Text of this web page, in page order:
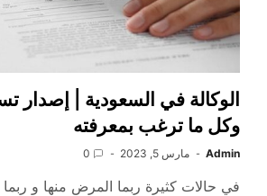
الوكالة في السعودية | إصدار
وكل ما ترغب بمعرفته
Admin مارس 5, 2023 0
في حالات كثيرة ربما المرض منها و